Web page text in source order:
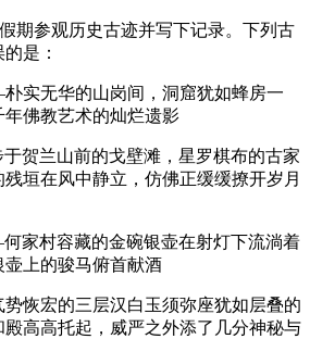
期参观历史古迹并写下记录。下列古
是：
实无华的山岗间，洞窟犹如蜂房一
佛教艺术的灿烂遗影
贺兰山前的戈壁滩，星罗棋布的古家
垣在风中静立，仿佛正缓缓撩开岁月
家村容藏的金碗银壶在射灯下流淌着
上的骏马俯首献酒
恢宏的三层汉白玉须弥座犹如层叠的
高高托起，威严之外添了几分神秘与